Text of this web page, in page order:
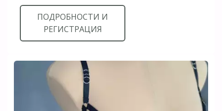
ПОДРОБНОСТИ И
РЕГИСТРАЦИЯ